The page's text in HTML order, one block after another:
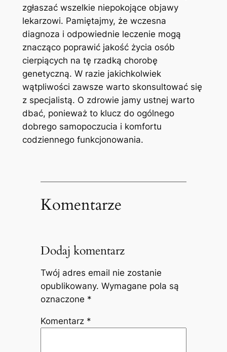
zgłaszać wszelkie ⁤niepokojące objawy
lekarzowi. Pamiętajmy, że wczesna
diagnoza i odpowiednie leczenie mogą⁣
znacząco poprawić jakość życia osób
cierpiących⁣ na tę rzadką chorobę
⁣genetyczną. W razie jakichkolwiek
wątpliwości zawsze ‌warto skonsultować się​
z specjalistą. O zdrowie ​jamy ustnej warto
dbać, ponieważ to klucz do⁢ ogólnego ​
dobrego ‍samopoczucia i komfortu
codziennego funkcjonowania.
Komentarze
Dodaj komentarz
Twój adres email nie zostanie
opublikowany. Wymagane pola są
oznaczone *
Komentarz *